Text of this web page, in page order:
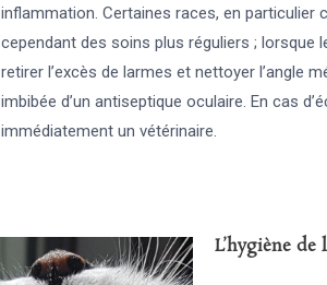
inflammation. Certaines races, en
cependant des soins plus réguliers ; lorsque
retirer l’excès de larmes et nettoyer l’angle
imbibée d’un antiseptique oculaire. En cas
immédiatement un vétérinaire.
L’hygiène de